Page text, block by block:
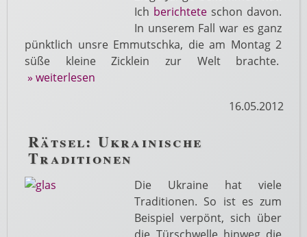
Ich berichtete schon davon.
In unserem Fall war es ganz
pünktlich unsre Emmutschka, die am Montag 2
süße kleine Zicklein zur Welt brachte.
» weiterlesen
16.05.2012
Rätsel: Ukrainische
Traditionen
Die Ukraine hat viele
Traditionen. So ist es zum
Beispiel verpönt, sich über